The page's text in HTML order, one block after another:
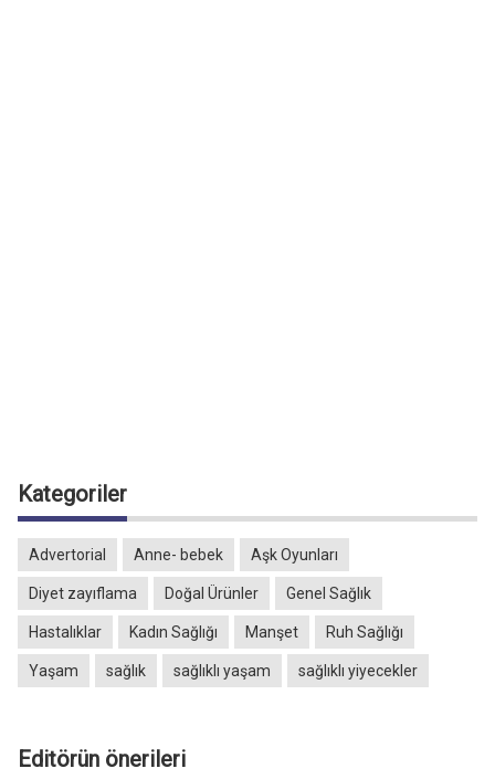
Kategoriler
Advertorial Anne- bebek Aşk Oyunları
Diyet zayıflama Doğal Ürünler Genel Sağlık
Hastalıklar Kadın Sağlığı Manşet Ruh Sağlığı
Yaşam sağlık sağlıklı yaşam sağlıklı yiyecekler
Editörün önerileri